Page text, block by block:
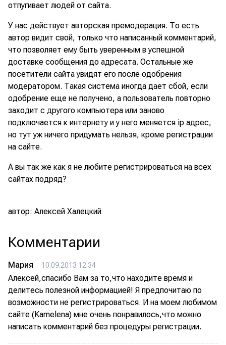
отпугивает людей от сайта.
У нас действует авторская премодерация. То есть
автор видит свой, только что написанный комментарий,
что позволяет ему быть уверенным в успешной
доставке сообщения до адресата. Остальные же
посетители сайта увидят его после одобрения
модератором. Такая система иногда дает сбой, если
одобрение еще не получено, а пользователь повторно
заходит с другого компьютера или заново
подключается к интернету и у него меняется ip адрес,
но тут уж ничего придумать нельзя, кроме регистрации
на сайте.
А вы так же как я не любите регистрироваться на всех
сайтах подряд?
автор: Алексей Халецкий
Комментарии
Мария 10.09.2013 12:34
Алексей,спасибо Вам за то,что находите время и
делитесь полезной информацией! Я предпочитаю по
возможности не регистрироваться. И на моем любимом
сайте (Kamelena) мне очень понравилось,что можно
написать комментарий без процедуры регистрации.